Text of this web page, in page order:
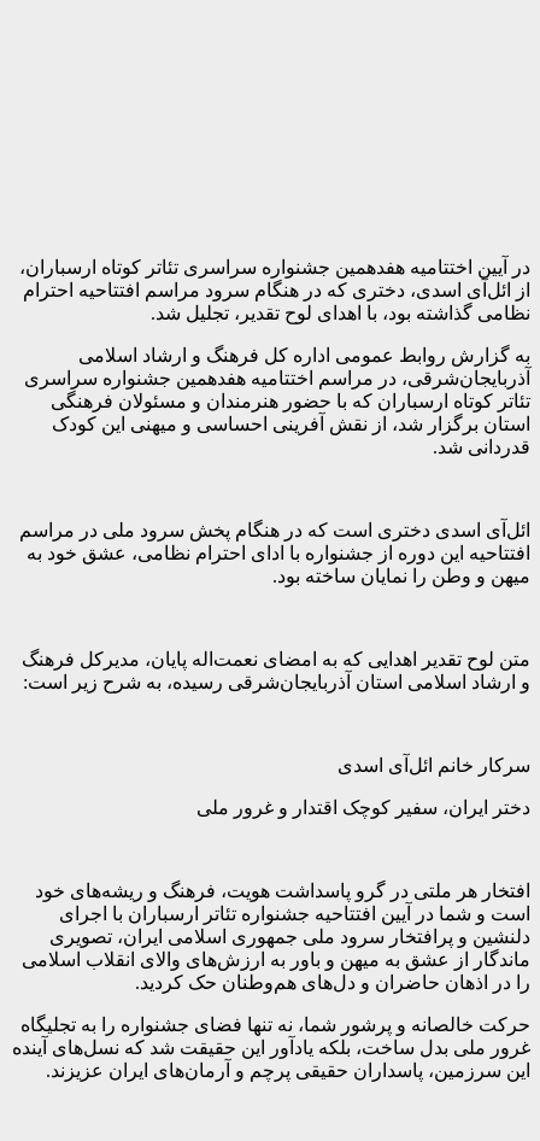
در آیین اختتامیه هفدهمین جشنواره سراسری تئاتر کوتاه ارسباران،
از ائل‌آی اسدی، دختری که در هنگام سرود مراسم افتتاحیه احترام
نظامی گذاشته بود، با اهدای لوح تقدیر، تجلیل شد.
به گزارش روابط عمومی اداره کل فرهنگ و ارشاد اسلامی
آذربایجان‌شرقی، در مراسم اختتامیه هفدهمین جشنواره سراسری
تئاتر کوتاه ارسباران که با حضور هنرمندان و مسئولان فرهنگی
استان برگزار شد، از نقش آفرینی احساسی و میهنی این کودک
قدردانی شد.
ائل‌آی اسدی دختری است که در هنگام پخش سرود ملی در مراسم
افتتاحیه این دوره از جشنواره با ادای احترام نظامی، عشق خود به
میهن و وطن را نمایان ساخته بود.
متن لوح تقدیر اهدایی که به امضای نعمت‌اله پایان، مدیرکل فرهنگ
و ارشاد اسلامی استان آذربایجان‌شرقی رسیده، به شرح زیر است:
سرکار خانم ائل‌آی اسدی
دختر ایران، سفیر کوچک اقتدار و غرور ملی
افتخار هر ملتی در گرو پاسداشت هویت، فرهنگ و ریشه‌های خود
است و شما در آیین افتتاحیه جشنواره تئاتر ارسباران با اجرای
دلنشین و پرافتخار سرود ملی جمهوری اسلامی ایران، تصویری
ماندگار از عشق به میهن و باور به ارزش‌های والای انقلاب اسلامی
را در اذهان حاضران و دل‌های هم‌وطنان حک کردید.
حرکت خالصانه و پرشور شما، نه تنها فضای جشنواره را به تجلیگاه
غرور ملی بدل ساخت، بلکه یادآور این حقیقت شد که نسل‌های آینده
این سرزمین، پاسداران حقیقی پرچم و آرمان‌های ایران عزیزند.